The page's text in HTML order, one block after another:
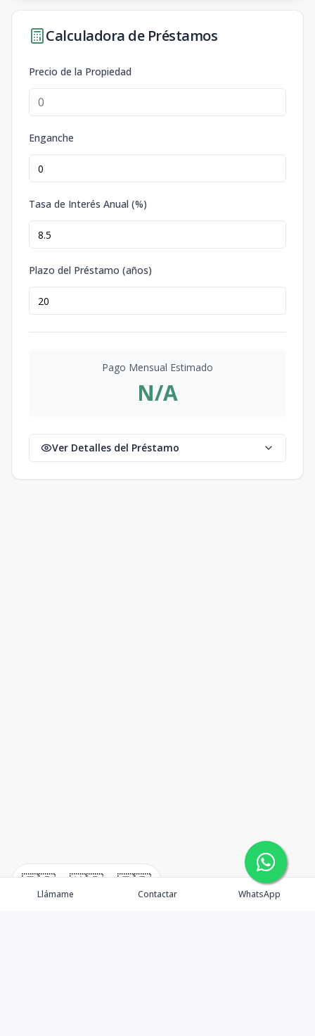
🇪🇸 🇺🇸 🇫🇷
Calculadora de Préstamos
Precio de la Propiedad
Enganche
Tasa de Interés Anual (%)
Plazo del Préstamo (años)
Pago Mensual Estimado
N/A
Ver Detalles del Préstamo
Llámame Contactar WhatsApp